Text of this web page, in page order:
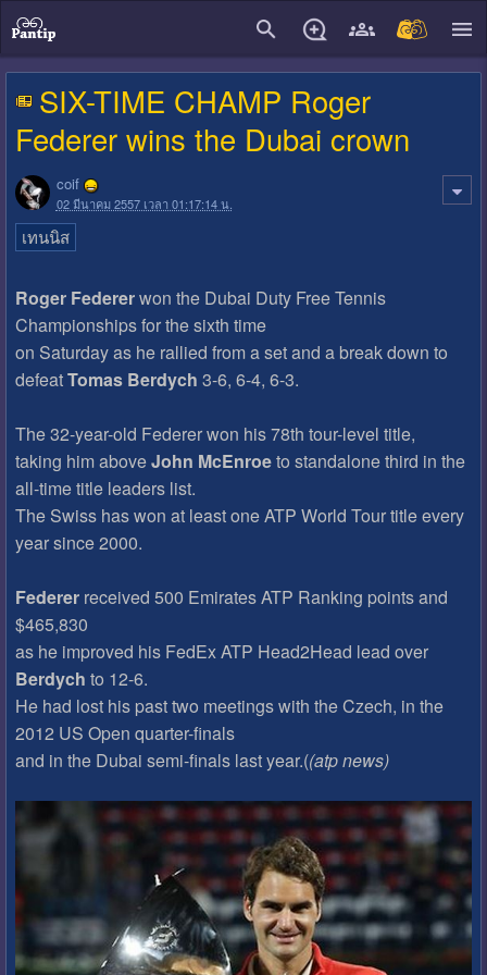
SIX-TIME CHAMP Roger
Federer wins the Dubai crown
coif
02 มีนาคม 2557 เวลา 01:17:14 น.
เทนนิส
Roger Federerwon the Dubai Duty Free Tennis
Championships for the sixth time
on Saturday as he rallied from a set and a break down to
defeatTomas Berdych 3-6, 6-4, 6-3.
The 32-year-old Federer won his 78th tour-level title,
taking him aboveJohn McEnroeto standalone third in the
all-time title leaders list.
The Swiss has won at least one ATP World Tour title every
year since 2000.
Federerreceived 500 Emirates ATP Ranking points and
$465,830
as he improved his FedEx ATP Head2Head lead over
Berdych to 12-6.
He had lost his past two meetings with the Czech, in the
2012 US Open quarter-finals
and in the Dubai semi-finals last year.((atp news)
close